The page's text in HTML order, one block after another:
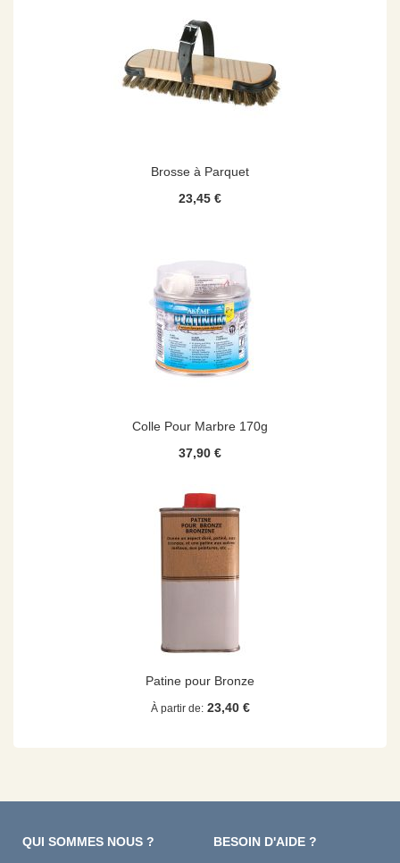
Brosse à Parquet
23,45 €
Colle Pour Marbre 170g
37,90 €
Patine pour Bronze
À partir de 23,40 €
QUI SOMMES NOUS ? BESOIN D'AIDE ?